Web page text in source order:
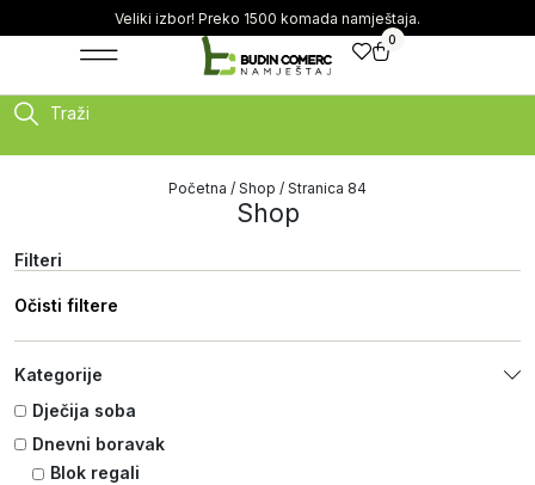
Veliki izbor! Preko 1500 komada namještaja.
0
Traži
Početna / Shop / Stranica 84
Shop
Filteri
Očisti filtere
Kategorije
Dječija soba
Dnevni boravak
Blok regali